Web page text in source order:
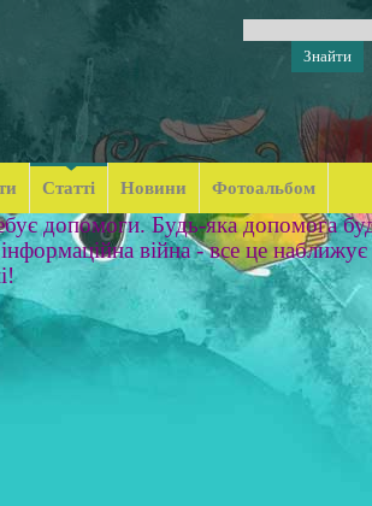
Статті Новини Фотоальбом
допомоги. Будь-яка допомога
війна - все це